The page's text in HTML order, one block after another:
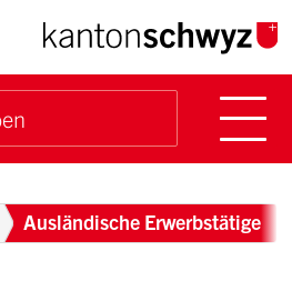
Kanton
Breadcrumb
Ausländische Erwerbstätige